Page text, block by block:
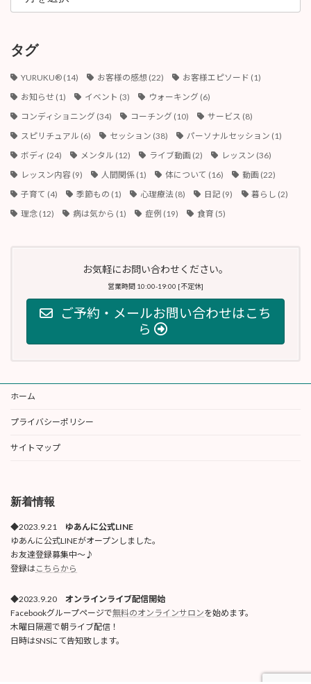
カ
ブ
タグ
YURUKU®︎(14) お客様の感想(22) お客様エピソード (1)
お知らせ (1) イベント (3) ウォーキング (6)
コンディショニング (34) コーチング (10) サービス (8)
スピリチュアル (6) セッション (38) パーソナルセッション (1)
ボディ (24) メンタル (12) ライブ動画 (2) レッスン (36)
レッスン内容(9) 人間関係(1) 体について (16) 動画 (22)
子育て (4) 季節もの (1) 心理療法 (8) 日記 (9) 暮らし (2)
理念(12) 病は気から (1) 症例 (19) 食育 (5)
お気軽にお問い合わせください。
営業時間 10:00-19:00 [不定休]
ご予約・メールお問い合わせはこち
ら
ホーム
プライバシーポリシー
サイトマップ
新着情報
◆2023.9.21 ゆあんに公式LINE
ゆあんに公式LINEがオープンしました。
お友達登録募集中〜♪
登録はこちらから
◆2023.9.20 オンラインライブ配信開始
Facebookグループページで無料のオンラインサロンを始めます。
木曜日隔週で朝ライブ配信！
日時はSNSにて告知致します。